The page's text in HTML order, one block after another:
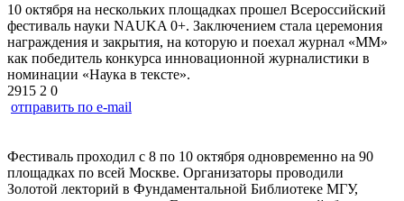
10 октября на нескольких площадках прошел Всероссийский
фестиваль науки NAUKA 0+. Заключением стала церемония
награждения и закрытия, на которую и поехал журнал «ММ»
как победитель конкурса инновационной журналистики в
номинации «Наука в тексте».
2915 2 0
отправить по e-mail
Фестиваль проходил с 8 по 10 октября одновременно на 90
площадках по всей Москве. Организаторы проводили
Золотой лекторий в Фундаментальной Библиотеке МГУ,